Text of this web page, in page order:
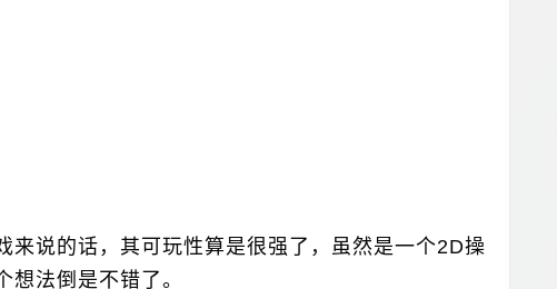
说的话，其可玩性算是很强了，虽然是一个2D操
法倒是不错了。